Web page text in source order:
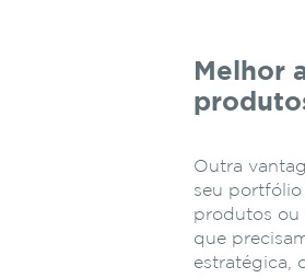
Melhor
Outra
seu portfólio
produtos ou
que
estratégica,